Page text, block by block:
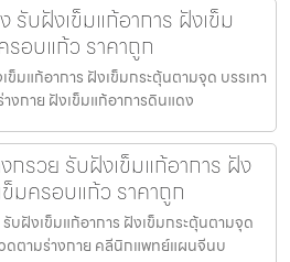
รับฝังเข็มแก้อาการ ฝังเข็ม
อบแก้ว ราคาถูก
มแก้อาการ ฝังเข็มกระตุ้นตามจุด บรรเทา
งกาย ฝังเข็มแก้อาการดินแดง
รวย รับฝังเข็มแก้อาการ ฝัง
มครอบแก้ว ราคาถูก
ฝังเข็มแก้อาการ ฝังเข็มกระตุ้นตามจุด
วดตามร่างกาย คลีนิกแพทย์แผนจีนบ